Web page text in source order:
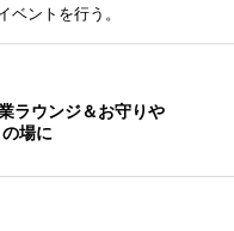
ベントを行う。
ラウンジ＆お守りや
場に